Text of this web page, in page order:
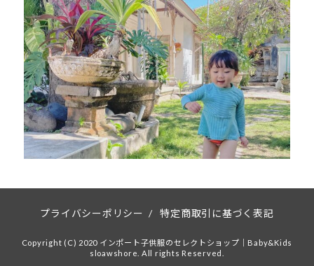
プライバシーポリシー / 特定商取引に基づく表記
Copyright (C) 2020 インポート子供服のセレクトショップ｜Baby&Kids
sloawshore. All rights Reserved.